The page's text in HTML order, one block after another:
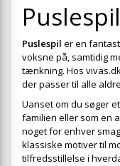
Puslespil
Puslespil er en
voksne på, samtidig
tænkning. Hos
der passer til alle
Uanset om du søger
familien eller som en
noget for enhver
klassiske motiver til
tilfredsstillelse i